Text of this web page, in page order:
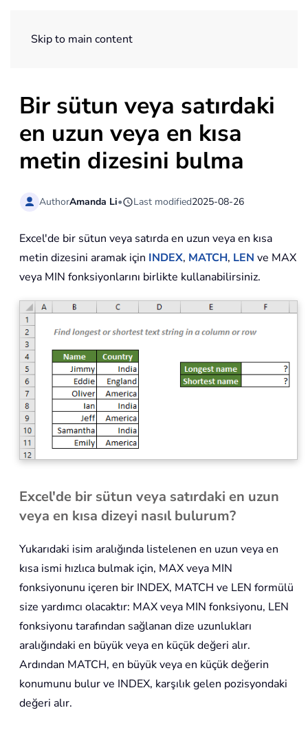
Skip to main content
Bir sütun veya satırdaki
en uzun veya en kısa
metin dizesini bulma
AuthorAmanda Li• Last modified2025-08-26
Excel'de bir sütun veya satırda en uzun veya en kısa
metin dizesini aramak için INDEX, MATCH, LEN ve MAX
veya MIN fonksiyonlarını birlikte kullanabilirsiniz.
Excel'de bir sütun veya satırdaki en uzun
veya en kısa dizeyi nasıl bulurum?
Yukarıdaki isim aralığında listelenen en uzun veya en
kısa ismi hızlıca bulmak için, MAX veya MIN
fonksiyonunu içeren bir INDEX, MATCH ve LEN formülü
size yardımcı olacaktır: MAX veya MIN fonksiyonu, LEN
fonksiyonu tarafından sağlanan dize uzunlukları
aralığındaki en büyük veya en küçük değeri alır.
Ardından MATCH, en büyük veya en küçük değerin
konumunu bulur ve INDEX, karşılık gelen pozisyondaki
değeri alır.